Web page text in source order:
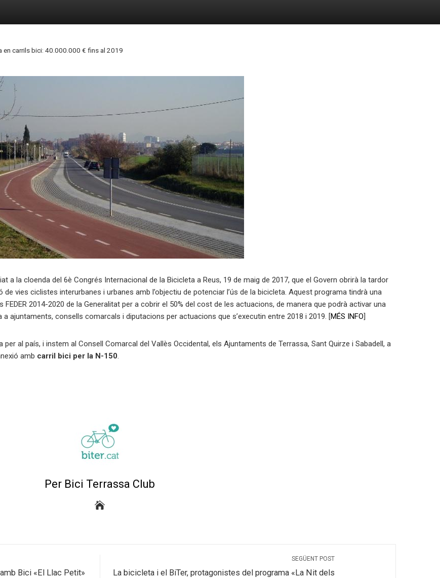
en carrils bici: 40.000.000 € fins al 2019
a la cloenda del 6è Congrés Internacional de la Bicicleta a Reus, 19 de maig de 2017, que el Govern obrirà la tardor
vies ciclistes interurbanes i urbanes amb l’objectiu de potenciar l’ús de la bicicleta. Aquest programa tindrà una
2014-2020 de la Generalitat per a cobrir el 50% del cost de les actuacions, de manera que podrà activar una
ajuntaments, consells comarcals i diputacions per actuacions que s’executin entre 2018 i 2019. [MÉS INFO]
al país, i instem al Consell Comarcal del Vallès Occidental, els Ajuntaments de Terrassa, Sant Quirze i Sabadell, a
amb carril bici per la N-150.
Per Bici Terrassa Club
Bici «El Llac Petit»
SEGÜENT POST
La bicicleta i el BiTer, protagonistes del programa «La Nit dels